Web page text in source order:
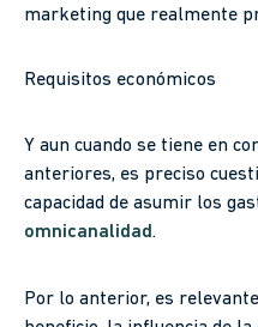
marketing que realmente
Requisitos económicos
Y aun cuando se tiene en
anteriores, es preciso
capacidad de asumir los
omnicanalidad.
Por lo anterior, es